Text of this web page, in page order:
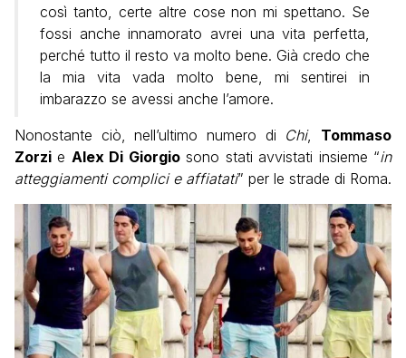
così tanto, certe altre cose non mi spettano. Se
fossi anche innamorato avrei una vita perfetta,
perché tutto il resto va molto bene. Già credo che
la mia vita vada molto bene, mi sentirei in
imbarazzo se avessi anche l’amore.
Nonostante ciò, nell’ultimo numero di Chi, Tommaso
Zorzi e Alex Di Giorgiosono stati avvistati insieme “in
atteggiamenti complici e affiatati” per le strade di Roma.